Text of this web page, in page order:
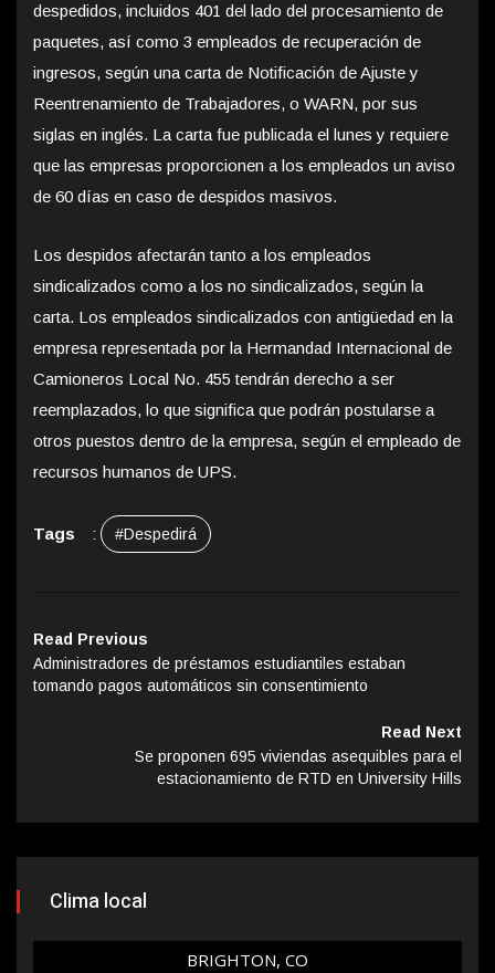
despedidos, incluidos 401 del lado del procesamiento de
paquetes, así como 3 empleados de recuperación de
ingresos, según una carta de Notificación de Ajuste y
Reentrenamiento de Trabajadores, o WARN, por sus
siglas en inglés. La carta fue publicada el lunes y requiere
que las empresas proporcionen a los empleados un aviso
de 60 días en caso de despidos masivos.
Los despidos afectarán tanto a los empleados
sindicalizados como a los no sindicalizados, según la
carta. Los empleados sindicalizados con antigüedad en la
empresa representada por la Hermandad Internacional de
Camioneros Local No. 455 tendrán derecho a ser
reemplazados, lo que significa que podrán postularse a
otros puestos dentro de la empresa, según el empleado de
recursos humanos de UPS.
Tags : #Despedirá
Read Previous
Administradores de préstamos estudiantiles estaban
tomando pagos automáticos sin consentimiento
Read Next
Se proponen 695 viviendas asequibles para el
estacionamiento de RTD en University Hills
Clima local
BRIGHTON, CO